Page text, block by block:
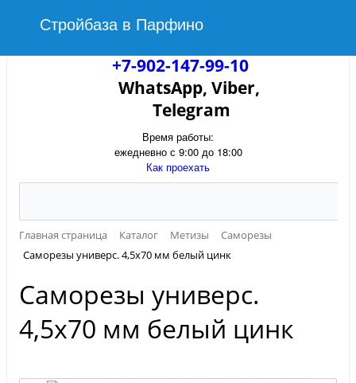
Стройбаза в Парфино
+7-902-147-99-10
WhatsApp, Viber,
Telegram
Время работы:
ежедневно с 9:00 до 18:00
Как проехать
Главная страница Каталог Метизы
Саморезы
Саморезы универс. 4,5х70 мм белый цинк
Саморезы универс.
4,5х70 мм белый цинк